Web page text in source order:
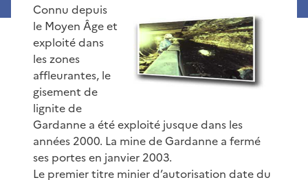
Connu depuis
le Moyen Âge et
exploité dans
les zones
affleurantes, le
gisement de
lignite de
Gardanne a été exploité jusque dans les
années 2000. La mine de Gardanne a fermé
ses portes en janvier 2003.
Le premier titre minier d’autorisation date du